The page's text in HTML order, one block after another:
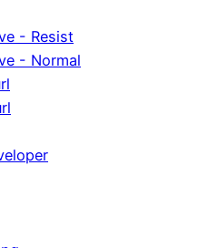
- Resist
- Normal